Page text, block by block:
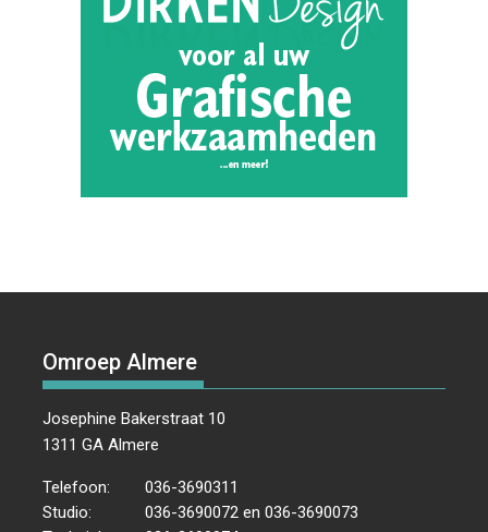
Omroep Almere
Josephine Bakerstraat 10
1311 GA Almere
Telefoon:
036-3690311
Studio:
036-3690072 en 036-3690073